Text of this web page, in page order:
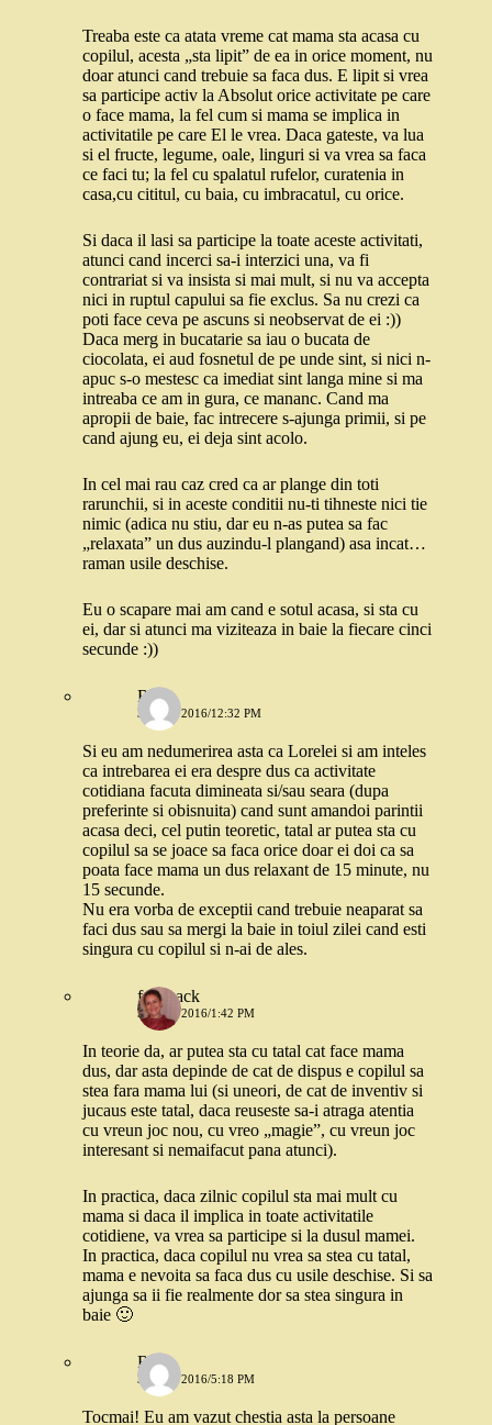
Treaba este ca atata vreme cat mama sta acasa cu
copilul, acesta „sta lipit” de ea in orice moment, nu
doar atunci cand trebuie sa faca dus. E lipit si vrea
sa participe activ la Absolut orice activitate pe care
o face mama, la fel cum si mama se implica in
activitatile pe care El le vrea. Daca gateste, va lua
si el fructe, legume, oale, linguri si va vrea sa faca
ce faci tu; la fel cu spalatul rufelor, curatenia in
casa,cu cititul, cu baia, cu imbracatul, cu orice.
Si daca il lasi sa participe la toate aceste activitati,
atunci cand incerci sa-i interzici una, va fi
contrariat si va insista si mai mult, si nu va accepta
nici in ruptul capului sa fie exclus. Sa nu crezi ca
poti face ceva pe ascuns si neobservat de ei :))
Daca merg in bucatarie sa iau o bucata de
ciocolata, ei aud fosnetul de pe unde sint, si nici n-
apuc s-o mestesc ca imediat sint langa mine si ma
intreaba ce am in gura, ce mananc. Cand ma
apropii de baie, fac intrecere s-ajunga primii, si pe
cand ajung eu, ei deja sint acolo.
In cel mai rau caz cred ca ar plange din toti
rarunchii, si in aceste conditii nu-ti tihneste nici tie
nimic (adica nu stiu, dar eu n-as putea sa fac
„relaxata” un dus auzindu-l plangand) asa incat…
raman usile deschise.
Eu o scapare mai am cand e sotul acasa, si sta cu
ei, dar si atunci ma viziteaza in baie la fiecare cinci
secunde :))
Rox
31 MAI 2016/12:32 PM
Si eu am nedumerirea asta ca Lorelei si am inteles
ca intrebarea ei era despre dus ca activitate
cotidiana facuta dimineata si/sau seara (dupa
preferinte si obisnuita) cand sunt amandoi parintii
acasa deci, cel putin teoretic, tatal ar putea sta cu
copilul sa se joace sa faca orice doar ei doi ca sa
poata face mama un dus relaxant de 15 minute, nu
15 secunde.
Nu era vorba de exceptii cand trebuie neaparat sa
faci dus sau sa mergi la baie in toiul zilei cand esti
singura cu copilul si n-ai de ales.
feedback
31 MAI 2016/1:42 PM
In teorie da, ar putea sta cu tatal cat face mama
dus, dar asta depinde de cat de dispus e copilul sa
stea fara mama lui (si uneori, de cat de inventiv si
jucaus este tatal, daca reuseste sa-i atraga atentia
cu vreun joc nou, cu vreo „magie”, cu vreun joc
interesant si nemaifacut pana atunci).
In practica, daca zilnic copilul sta mai mult cu
mama si daca il implica in toate activitatile
cotidiene, va vrea sa participe si la dusul mamei.
In practica, daca copilul nu vrea sa stea cu tatal,
mama e nevoita sa faca dus cu usile deschise. Si sa
ajunga sa ii fie realmente dor sa stea singura in
baie 🙂
Rox
31 MAI 2016/5:18 PM
Tocmai! Eu am vazut chestia asta la persoane